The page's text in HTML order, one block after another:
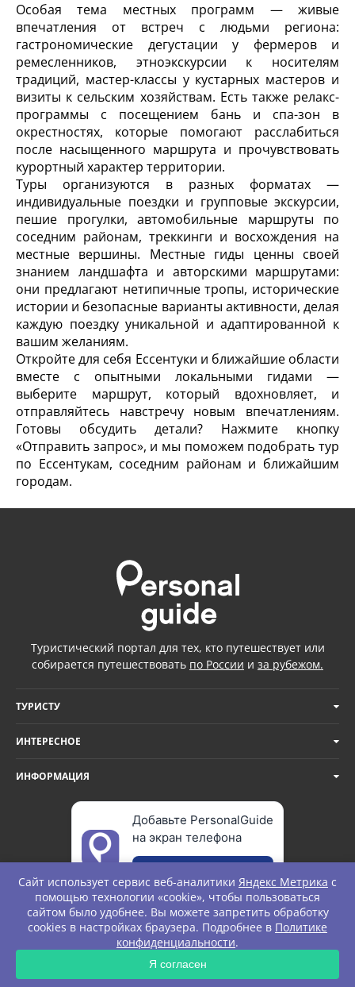
Особая тема местных программ — живые
впечатления от встреч с людьми региона:
гастрономические дегустации у фермеров и
ремесленников, этноэкскурсии к носителям
традиций, мастер-классы у кустарных мастеров и
визиты к сельским хозяйствам. Есть также релакс-
программы с посещением бань и спа-зон в
окрестностях, которые помогают расслабиться
после насыщенного маршрута и прочувствовать
курортный характер территории.
Туры организуются в разных форматах —
индивидуальные поездки и групповые экскурсии,
пешие прогулки, автомобильные маршруты по
соседним районам, треккинги и восхождения на
местные вершины. Местные гиды ценны своей
знанием ландшафта и авторскими маршрутами:
они предлагают нетипичные тропы, исторические
истории и безопасные варианты активности, делая
каждую поездку уникальной и адаптированной к
вашим желаниям.
Откройте для себя Ессентуки и ближайшие области
вместе с опытными локальными гидами —
выберите маршрут, который вдохновляет, и
отправляйтесь навстречу новым впечатлениям.
Готовы обсудить детали? Нажмите кнопку
«Отправить запрос», и мы поможем подобрать тур
по Ессентукам, соседним районам и ближайшим
городам.
Туристический портал для тех, кто путешествует или
собирается путешествовать по России и за рубежом.
ТУРИСТУ
ИНТЕРЕСНОЕ
ИНФОРМАЦИЯ
Добавьте PersonalGuide
на экран телефона
© Personal Guide. All rights Reserved.
Сайт использует сервис веб-аналитики Яндекс Метрика с
помощью технологии «cookie», чтобы пользоваться
сайтом было удобнее. Вы можете запретить обработку
cookies в настройках браузера. Подробнее в Политике
конфиденциальности.
Я согласен
ЗАПРОС